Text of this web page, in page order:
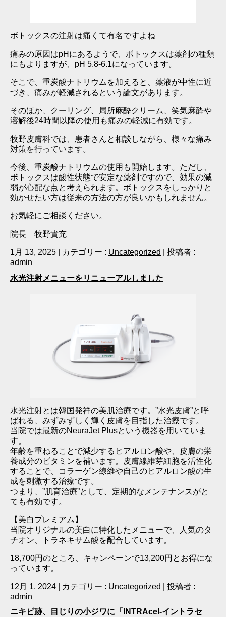
ボトックスの注射は痛くて有名ですよね
痛みの原因はpHにあるようで、ボトックスは薬剤の種類
にもよりますが、pH 5.8-6.1になっています。
そこで、重炭酸ナトリウムを加えると、薬液が中性に近
づき、痛みが軽減されるという論文があります。
そのほか、クーリング、局所麻酔クリーム、笑気麻酔や
溶解後24時間以降の使用も痛みの軽減に有効です。
牧野皮膚科では、患者さんと相談しながら、様々な痛み
対策を行っています。
今後、重炭酸ナトリウムの使用も開始します。ただし、
ボトックスは酸性状態で安定な薬剤ですので、効果の減
弱が心配な点と考えられます。ボトックスをしっかりと
効かせたい方は従来の方法の方が良いかもしれません。
お気軽にご相談ください。
院長 牧野貴充
1月 13, 2025 カテゴリー : Uncategorized
投稿者 :
admin
水光注射メニューをリニューアルしました
水光注射とは韓国発祥の美肌治療です。”水光皮膚”と呼
ばれる、みずみずしく輝く皮膚を目指した治療です。
当院では最新のNeuraJet Plusという機器を用いていま
す。
年齢を重ねることで減少するヒアルロン酸や、皮膚の栄
養成分のビタミンを補います。皮膚線維芽細胞を活性化
することで、コラーゲン線維や自己のヒアルロン酸の生
成を刺激する治療です。
つまり、”肌育治療”として、定期的なメンテナンスがと
ても有効です。
【美白プレミアム】
当院オリジナルの美白に特化したメニューで、人気のタ
チオン、トラネキサム酸を配合しています。
18,700円のところ、キャンペーンで13,200円とお得にな
っています。
12月 1, 2024 カテゴリー : Uncategorized
投稿者 :
admin
ニキビ跡、目じりの小ジワに「INTRAcel-イントラセ